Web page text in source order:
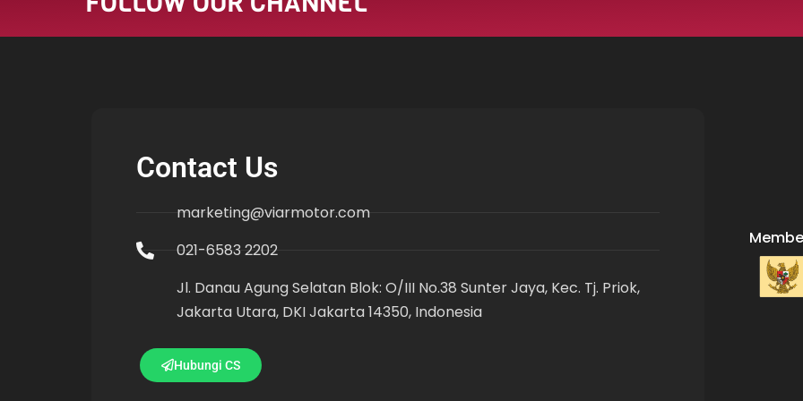
Contact Us
marketing@viarmotor.com
021-6583 2202
Jl. Danau Agung Selatan Blok: O/III No.38 Sunter Jaya, Kec. Tj. Priok,
Jakarta Utara, DKI Jakarta 14350, Indonesia
Hubungi CS